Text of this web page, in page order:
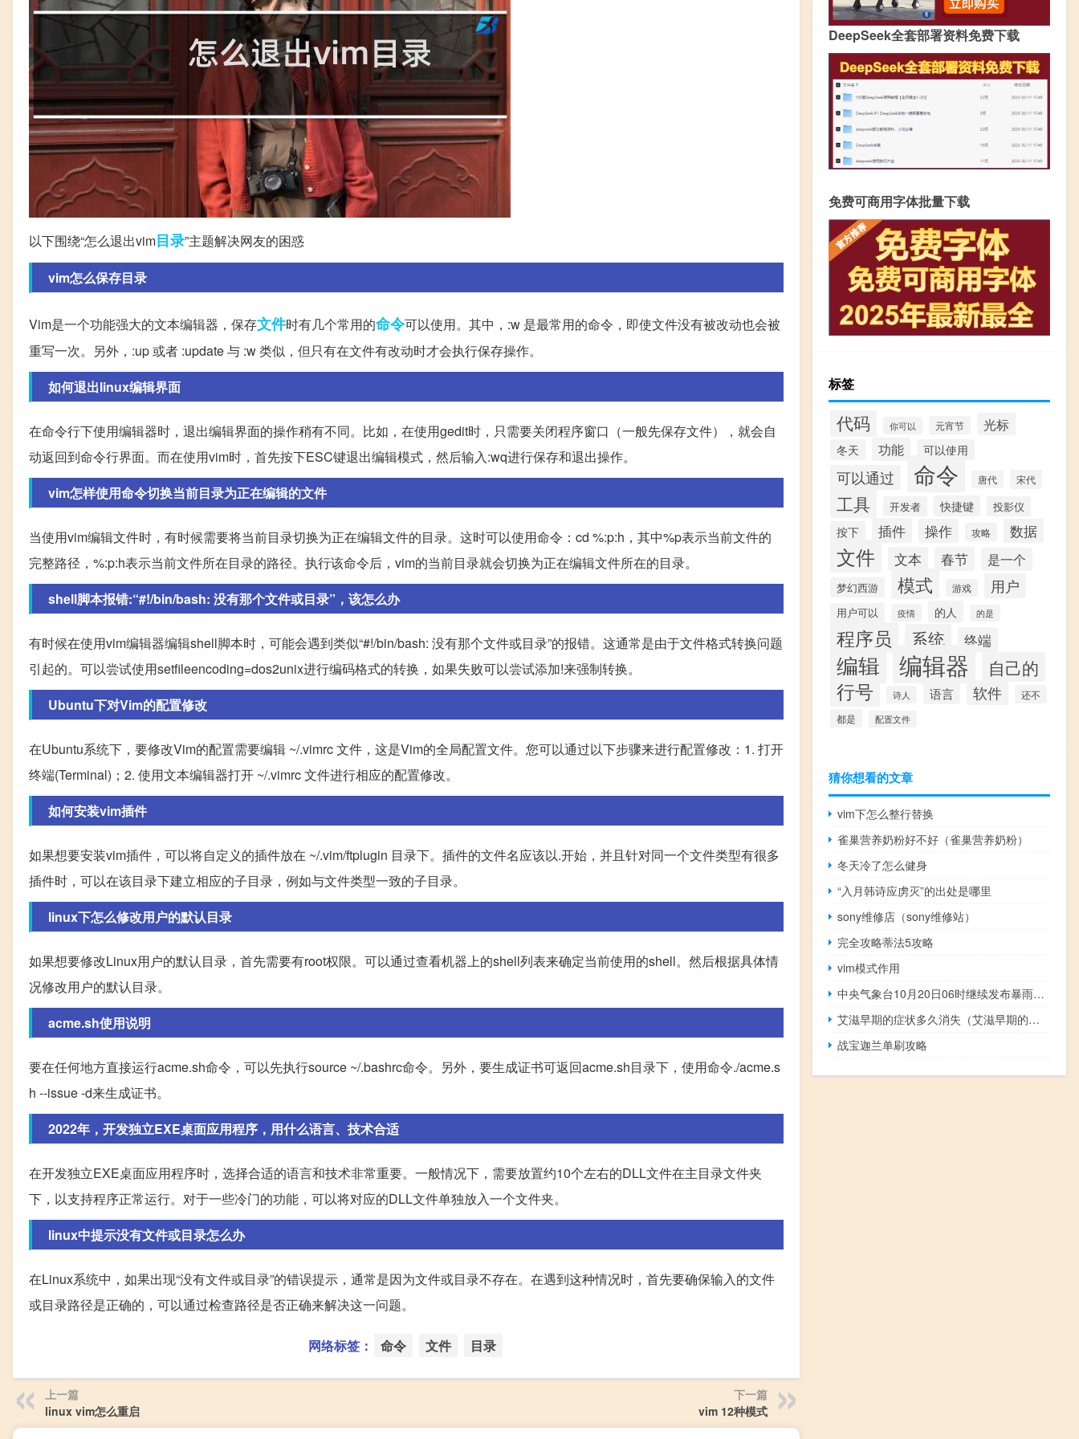
以下围绕“怎么退出vim目录”主题解决网友的困惑
vim怎么保存目录
Vim是一个功能强大的文本编辑器，保存文件时有几个常用的命令可以使用。其中，:w 是最常用的命令，即使文件没有被改动也会被
重写一次。另外，:up 或者 :update 与 :w 类似，但只有在文件有改动时才会执行保存操作。
如何退出linux编辑界面
在命令行下使用编辑器时，退出编辑界面的操作稍有不同。比如，在使用gedit时，只需要关闭程序窗口（一般先保存文件），就会自
动返回到命令行界面。而在使用vim时，首先按下ESC键退出编辑模式，然后输入:wq进行保存和退出操作。
vim怎样使用命令切换当前目录为正在编辑的文件
当使用vim编辑文件时，有时候需要将当前目录切换为正在编辑文件的目录。这时可以使用命令：cd %:p:h，其中%p表示当前文件的
完整路径，%:p:h表示当前文件所在目录的路径。执行该命令后，vim的当前目录就会切换为正在编辑文件所在的目录。
shell脚本报错:“#!/bin/bash: 没有那个文件或目录”，该怎么办
有时候在使用vim编辑器编辑shell脚本时，可能会遇到类似“#!/bin/bash: 没有那个文件或目录”的报错。这通常是由于文件格式转换问题
引起的。可以尝试使用setfileencoding=dos2unix进行编码格式的转换，如果失败可以尝试添加!来强制转换。
Ubuntu下对Vim的配置修改
在Ubuntu系统下，要修改Vim的配置需要编辑 ~/.vimrc 文件，这是Vim的全局配置文件。您可以通过以下步骤来进行配置修改：1. 打开
终端(Terminal)；2. 使用文本编辑器打开 ~/.vimrc 文件进行相应的配置修改。
如何安装vim插件
如果想要安装vim插件，可以将自定义的插件放在 ~/.vim/ftplugin 目录下。插件的文件名应该以.开始，并且针对同一个文件类型有很多
插件时，可以在该目录下建立相应的子目录，例如与文件类型一致的子目录。
linux下怎么修改用户的默认目录
如果想要修改Linux用户的默认目录，首先需要有root权限。可以通过查看机器上的shell列表来确定当前使用的shell。然后根据具体情
况修改用户的默认目录。
acme.sh使用说明
要在任何地方直接运行acme.sh命令，可以先执行source ~/.bashrc命令。另外，要生成证书可返回acme.sh目录下，使用命令./acme.s
h --issue -d来生成证书。
2022年，开发独立EXE桌面应用程序，用什么语言、技术合适
在开发独立EXE桌面应用程序时，选择合适的语言和技术非常重要。一般情况下，需要放置约10个左右的DLL文件在主目录文件夹
下，以支持程序正常运行。对于一些冷门的功能，可以将对应的DLL文件单独放入一个文件夹。
linux中提示没有文件或目录怎么办
在Linux系统中，如果出现“没有文件或目录”的错误提示，通常是因为文件或目录不存在。在遇到这种情况时，首先要确保输入的文件
或目录路径是正确的，可以通过检查路径是否正确来解决这一问题。
网络标签： 命令 文件 目录
上一篇
linux vim怎么重启
下一篇
vim 12种模式
DeepSeek全套部署资料免费下载
免费可商用字体批量下载
标签
代码 你可以 元宵节 光标
冬天 功能 可以使用
可以通过 命令 唐代 宋代
工具 开发者 快捷键 投影仪
按下 插件 操作 攻略 数据
文件 文本 春节 是一个
梦幻西游 模式 游戏 用户
用户可以 疫情 的人 的是
程序员 系统 终端
编辑 编辑器 自己的
行号 诗人 语言 软件
还不
都是
配置文件
猜你想看的文章
vim下怎么整行替换
雀巢营养奶粉好不好（雀巢营养奶粉）
冬天冷了怎么健身
“入月韩诗应虏灭”的出处是哪里
sony维修店（sony维修站）
完全攻略蒂法5攻略
vim模式作用
中央气象台10月20日06时继续发布暴雨黄色预警
艾滋早期的症状多久消失（艾滋早期的症状）
战宝迦兰单刷攻略